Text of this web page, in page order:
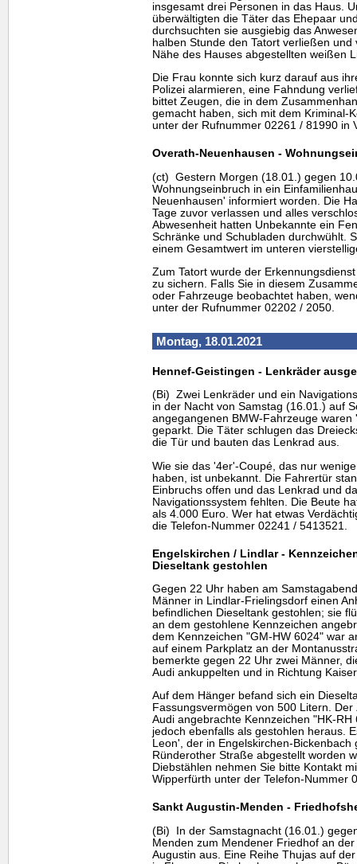
insgesamt drei Personen in das Haus.
überwältigten die Täter das Ehepaar
durchsuchten sie ausgiebig das
halben Stunde den Tatort verließen
Nähe des Hauses abgestellten weißen
Die Frau konnte sich kurz darauf aus
Polizei alarmieren, eine Fahndung
bittet Zeugen, die in dem
gemacht haben, sich mit dem Kriminal-
unter der Rufnummer 02261 / 81990 in
Overath-Neuenhausen -
(ct) Gestern Morgen (18.01.) gegen
Wohnungseinbruch in ein
Neuenhausen' informiert worden. Die
Tage zuvor verlassen und alles
Abwesenheit hatten Unbekannte ein
Schränke und Schubladen durchwühlt.
einem Gesamtwert im unteren
Zum Tatort wurde der
zu sichern. Falls Sie in diesem
oder Fahrzeuge beobachtet haben,
unter der Rufnummer 02202 / 2050.
Montag, 18.01.2021
Hennef-Geistingen - Lenkräder
(Bi) Zwei Lenkräder und ein
in der Nacht von Samstag (16.01.) auf
angegangenen BMW-Fahrzeuge
geparkt. Die Täter schlugen das
die Tür und bauten das Lenkrad aus.
Wie sie das '4er'-Coupé, das nur
haben, ist unbekannt. Die Fahrertür
Einbruchs offen und das Lenkrad und
Navigationssystem fehlten. Die Beute
als 4.000 Euro. Wer hat etwas
die Telefon-Nummer 02241 / 5413521.
Engelskirchen / Lindlar -
Dieseltank gestohlen
Gegen 22 Uhr haben am
Männer in Lindlar-Frielingsdorf einen
befindlichen Dieseltank gestohlen; sie
an dem gestohlene Kennzeichen
dem Kennzeichen "GM-HW 6024" war
auf einem Parkplatz an der
bemerkte gegen 22 Uhr zwei Männer,
Audi ankuppelten und in Richtung
Auf dem Hänger befand sich ein
Fassungsvermögen von 500 Litern.
Audi angebrachte Kennzeichen "HK-
jedoch ebenfalls als gestohlen heraus.
Leon', der in Engelskirchen-
Ründerother Straße abgestellt worden
Diebstählen nehmen Sie bitte Kontakt
Wipperfürth unter der Telefon-Nummer
Sankt Augustin-Menden -
(Bi) In der Samstagnacht (16.01.)
Menden zum Mendener Friedhof an
Augustin aus. Eine Reihe Thujas auf